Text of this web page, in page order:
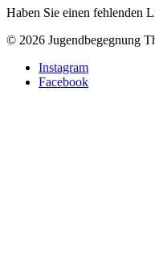
Haben Sie einen fehlenden
© 2026 Jugendbegegnung
Instagram
Facebook